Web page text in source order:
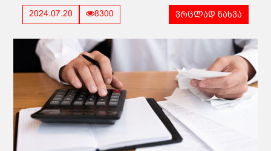
2024.07.20 8300 ვრცლად ნახვა